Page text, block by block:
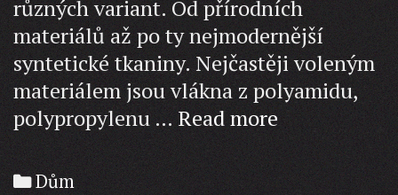
různých variant. Od přírodních
materiálů až po ty nejmodernější
syntetické tkaniny. Nejčastěji voleným
materiálem jsou vlákna z polyamidu,
polypropylenu … Read moreJak
vybrat
koberec?
Categories
Dům